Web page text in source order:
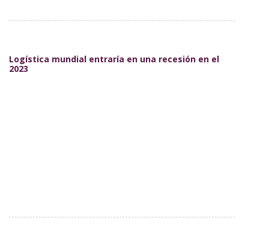
Logística mundial entraría en una recesión en el
2023